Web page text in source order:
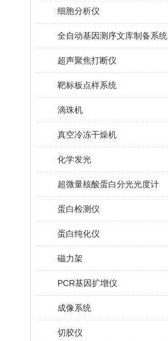
细胞分析仪
全自动基因测序文库制备系统
超声聚焦打断仪
靶标板点样系统
滴珠机
真空冷冻干燥机
化学发光
超微量核酸蛋白分光光度计
蛋白检测仪
蛋白纯化仪
磁力架
PCR基因扩增仪
成像系统
切胶仪